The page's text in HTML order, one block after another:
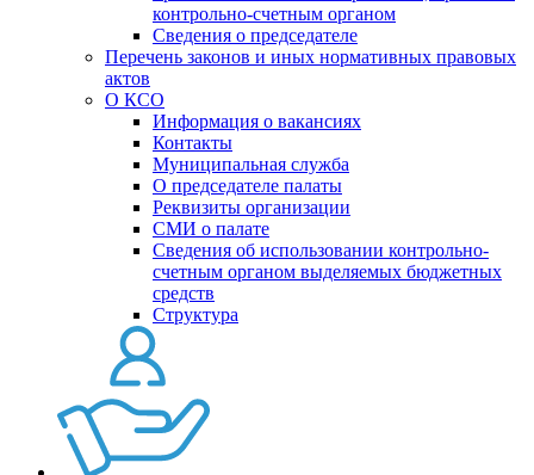
контрольно-счетным органом
Сведения о председателе
Перечень законов и иных нормативных правовых
актов
О КСО
Информация о вакансиях
Контакты
Муниципальная служба
О председателе палаты
Реквизиты организации
СМИ о палате
Сведения об использовании контрольно-
счетным органом выделяемых бюджетных
средств
Структура